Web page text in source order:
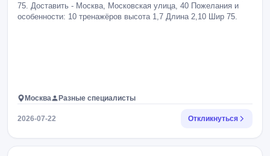
75. Доставить - Москва, Московская улица, 40 Пожелания и
особенности: 10 тренажёров высота 1,7 Длина 2,10 Шир 75.
Москва Разные специалисты
2026-07-22 Откликнуться